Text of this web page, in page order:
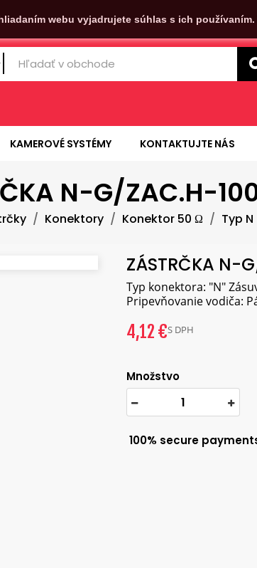
webu vyjadrujete súhlas s ich používaním.
KAMEROVÉ SYSTÉMY KONTAKTUJTE NÁS
N-G/ZAC.H-
Konektory Konektor 50 Ω Typ N
ZÁSTRČKA N-
Typ konektora: "N"
Pripevňovanie vodiča:
4,12 €S DPH
Množstvo
100% secure